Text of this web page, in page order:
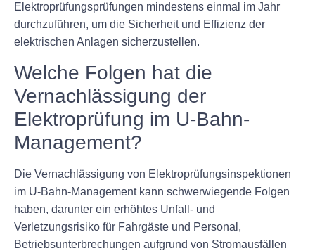
Elektroprüfungsprüfungen mindestens einmal im Jahr
durchzuführen, um die Sicherheit und Effizienz der
elektrischen Anlagen sicherzustellen.
Welche Folgen hat die
Vernachlässigung der
Elektroprüfung im U-Bahn-
Management?
Die Vernachlässigung von Elektroprüfungsinspektionen
im U-Bahn-Management kann schwerwiegende Folgen
haben, darunter ein erhöhtes Unfall- und
Verletzungsrisiko für Fahrgäste und Personal,
Betriebsunterbrechungen aufgrund von Stromausfällen